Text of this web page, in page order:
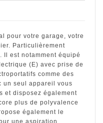
pour votre garage, votre
Particulièrement
Il est notamment équipé
(E) avec prise de
comme des
un seul appareil vous
et disposez également
plus de polyvalence
également le
une aspiration